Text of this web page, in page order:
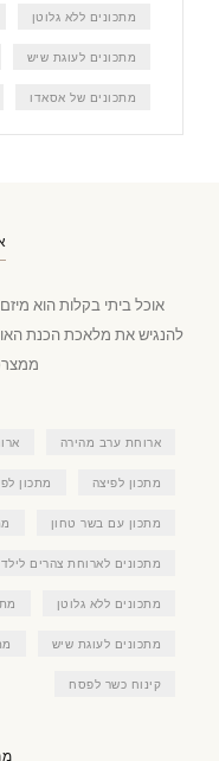
מתכונים ללא גלוטן
מתכונים לעוגת שיש
מתכונים של אסאדו
אוכל ביתי בקלות הוא
להנגיש את מלאכת הכנת
ארוחת ערב מהירה
מתכון לפיצה מתכון
מתכון עם בשר טחון
מתכונים לארוחת צהרים
מתכונים ללא גלוטן
מתכונים לעוגת שיש
קינוח כשר לפסח